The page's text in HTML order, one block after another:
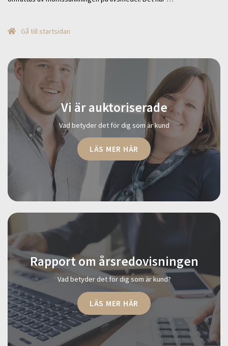
Gå till startsidan
Vi är auktoriserade
Vad betyder det för dig som är kund
LÄS MER HÄR
Rapport om årsredovisningen
Vad betyder det för dig som är kund?
LÄS MER HÄR